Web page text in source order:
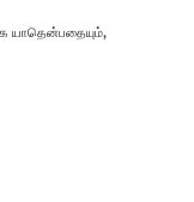
யாதென்பதையும்,